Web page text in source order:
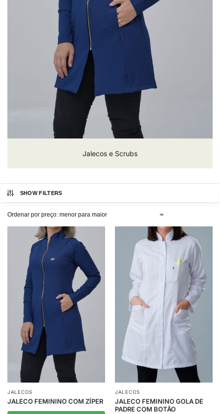
Jalecos e Scrubs
SHOW FILTERS
JALECOS
JALECO FEMININO COM ZÍPER
JALECOS
JALECO FEMININO GOLA DE
PADRE COM BOTÃO